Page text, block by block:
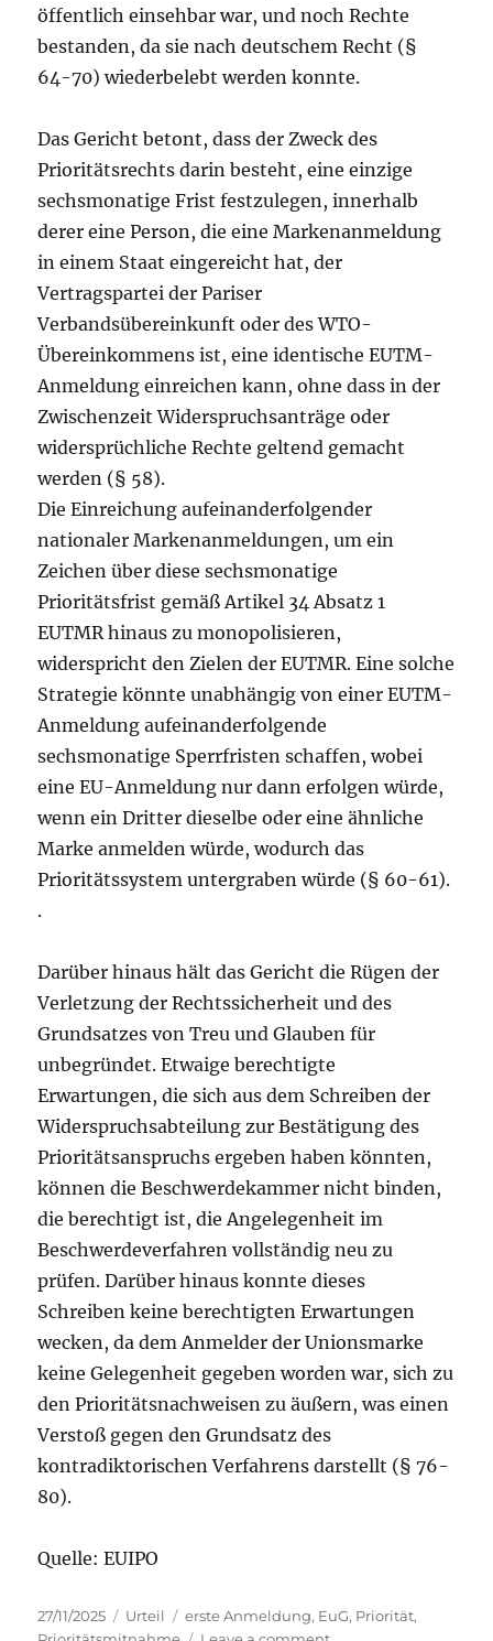
öffentlich einsehbar war, und noch Rechte
bestanden, da sie nach deutschem Recht (§
64-70) wiederbelebt werden konnte.
Das Gericht betont, dass der Zweck des
Prioritätsrechts darin besteht, eine einzige
sechsmonatige Frist festzulegen, innerhalb
derer eine Person, die eine Markenanmeldung
in einem Staat eingereicht hat, der
Vertragspartei der Pariser
Verbandsübereinkunft oder des WTO-
Übereinkommens ist, eine identische EUTM-
Anmeldung einreichen kann, ohne dass in der
Zwischenzeit Widerspruchsanträge oder
widersprüchliche Rechte geltend gemacht
werden (§ 58).
Die Einreichung aufeinanderfolgender
nationaler Markenanmeldungen, um ein
Zeichen über diese sechsmonatige
Prioritätsfrist gemäß Artikel 34 Absatz 1
EUTMR hinaus zu monopolisieren,
widerspricht den Zielen der EUTMR. Eine solche
Strategie könnte unabhängig von einer EUTM-
Anmeldung aufeinanderfolgende
sechsmonatige Sperrfristen schaffen, wobei
eine EU-Anmeldung nur dann erfolgen würde,
wenn ein Dritter dieselbe oder eine ähnliche
Marke anmelden würde, wodurch das
Prioritätssystem untergraben würde (§ 60-61).
.
Darüber hinaus hält das Gericht die Rügen der
Verletzung der Rechtssicherheit und des
Grundsatzes von Treu und Glauben für
unbegründet. Etwaige berechtigte
Erwartungen, die sich aus dem Schreiben der
Widerspruchsabteilung zur Bestätigung des
Prioritätsanspruchs ergeben haben könnten,
können die Beschwerdekammer nicht binden,
die berechtigt ist, die Angelegenheit im
Beschwerdeverfahren vollständig neu zu
prüfen. Darüber hinaus konnte dieses
Schreiben keine berechtigten Erwartungen
wecken, da dem Anmelder der Unionsmarke
keine Gelegenheit gegeben worden war, sich zu
den Prioritätsnachweisen zu äußern, was einen
Verstoß gegen den Grundsatz des
kontradiktorischen Verfahrens darstellt (§ 76-
80).
Quelle: EUIPO
Posted
27/11/2025 Categories
Urteil Tags
erste Anmeldung, EuG, Priorität,